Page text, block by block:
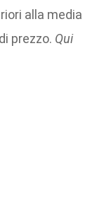
alla media
prezzo. Qui